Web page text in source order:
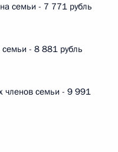
семьи - 7 771 рубль
семьи - 8 881 рубль
членов семьи - 9 991